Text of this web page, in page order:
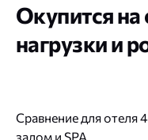
Окупится
нагрузки и
Сравнение для отеля
залом и SPA